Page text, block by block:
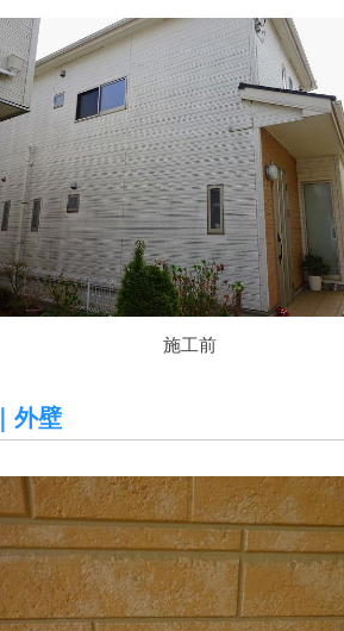
施工前
｜外壁